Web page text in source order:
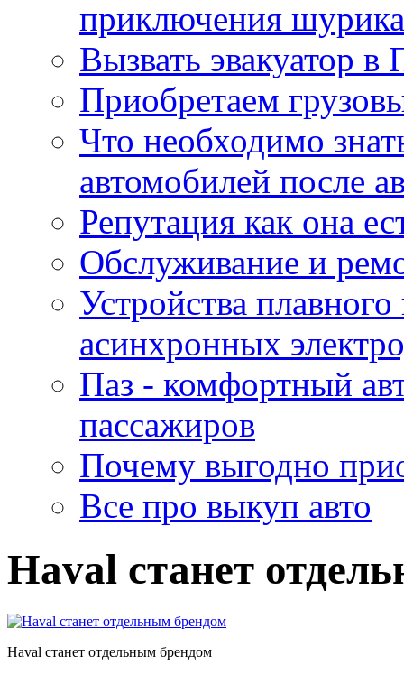
приключения шурика
Вызвать эвакуатор в
Приобретаем
Что необходимо
автомобилей после
Репутация как она
Обслуживание и
Устройства
асинхронных
Паз - комфортный
пассажиров
Почему выгодно
Все про выкуп авто
Haval станет
Haval станет отдельным брендом